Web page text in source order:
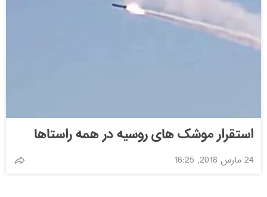
استقرار موشک های روسیه در همه راستاها
24 مارس 2018, 16:25